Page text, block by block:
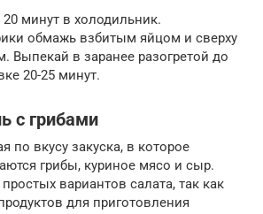
минут в холодильник.
обмажь взбитым яйцом и сверху
Выпекай в заранее разогретой до
20-25 минут.
с грибами
по вкусу закуска, в которое
грибы, куриное мясо и сыр.
вариантов салата, так как
для приготовления